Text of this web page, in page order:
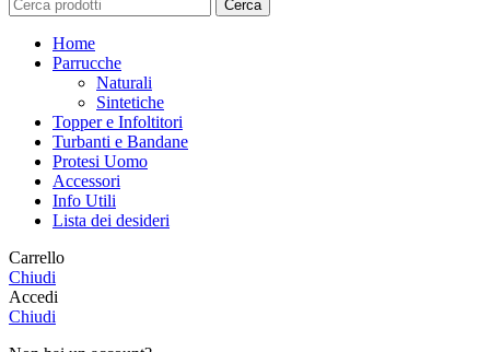
Cerca
Home
Parrucche
Naturali
Sintetiche
Topper e Infoltitori
Turbanti e Bandane
Protesi Uomo
Accessori
Info Utili
Lista dei desideri
Carrello
Chiudi
Accedi
Chiudi